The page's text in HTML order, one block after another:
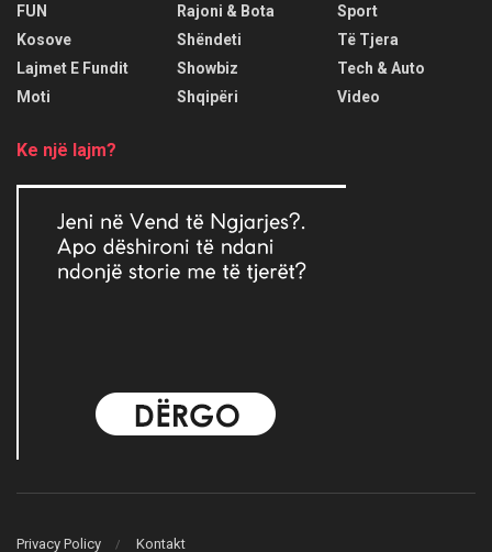
FUN
Kosove
Lajmet E Fundit
Moti
Rajoni & Bota
Shëndeti
Showbiz
Shqipëri
Sport
Të Tjera
Tech & Auto
Video
Ke një lajm?
Privacy Policy Kontakt